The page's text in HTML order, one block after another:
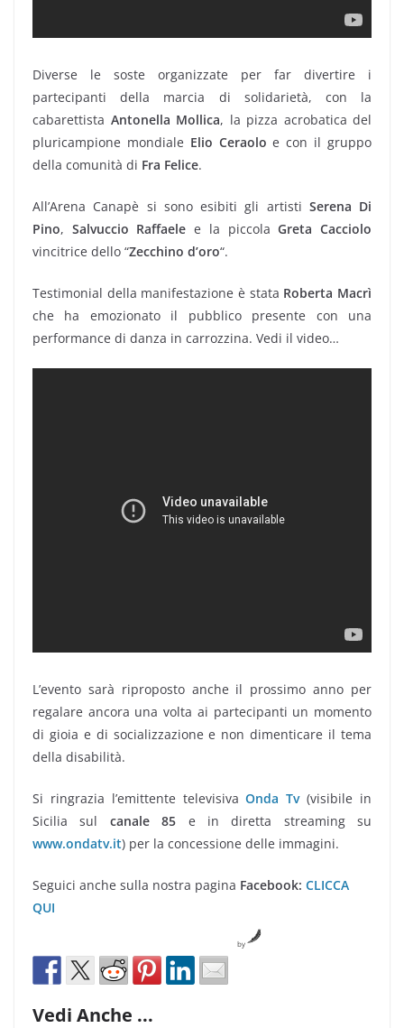
Diverse le soste organizzate per far divertire i
partecipanti della marcia di solidarietà, con la
cabarettista Antonella Mollica, la pizza acrobatica del
pluricampione mondiale Elio Ceraolo e con il gruppo
della comunità di Fra Felice.
All’Arena Canapè si sono esibiti gli artisti Serena Di
Pino, Salvuccio Raffaele e la piccolaGreta Cacciolo
vincitrice dello “Zecchino d’oro“.
Testimonial della manifestazione è stata Roberta Macrì
che ha emozionato il pubblico presente con una
performance di danza in carrozzina. Vedi il video…
L’evento sarà riproposto anche il prossimo anno per
regalare ancora una volta ai partecipanti un momento
di gioia e di socializzazione e non dimenticare il tema
della disabilità.
Si ringrazia l’emittente televisiva Onda Tv(visibile in
Sicilia sul canale 85 e in diretta streaming su
www.ondatv.it) per la concessione delle immagini.
Seguici anche sulla nostra pagina Facebook: CLICCA
QUI
by
Vedi Anche ...